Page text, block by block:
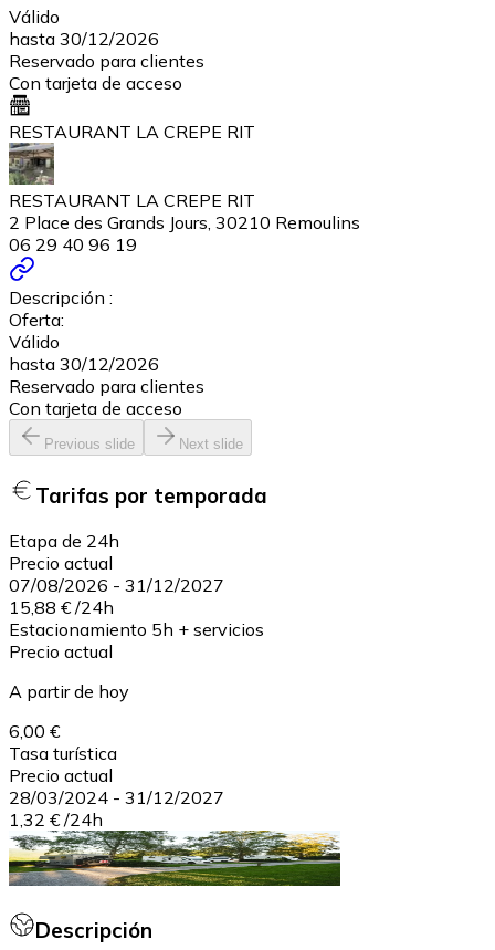
Válido
hasta 30/12/2026
Reservado para clientes
Con tarjeta de acceso
RESTAURANT LA CREPE RIT
RESTAURANT LA CREPE RIT
2 Place des Grands Jours, 30210 Remoulins
06 29 40 96 19
Descripción :
Oferta:
Válido
hasta 30/12/2026
Reservado para clientes
Con tarjeta de acceso
Previous slide Next slide
Tarifas por temporada
Etapa de 24h
Precio actual
07/08/2026 - 31/12/2027
15,88 € /24h
Estacionamiento 5h + servicios
Precio actual
A partir de hoy
6,00 €
Tasa turística
Precio actual
28/03/2024 - 31/12/2027
1,32 € /24h
Descripción